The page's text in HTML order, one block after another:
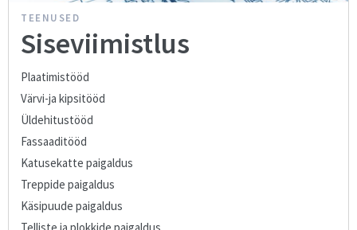
TEENUSED
Siseviimistlus
Plaatimistööd
Värvi-ja kipsitööd
Üldehitustööd
Fassaaditööd
Katusekatte paigaldus
Treppide paigaldus
Käsipuude paigaldus